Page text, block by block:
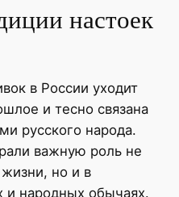
настоек
в России уходит
и тесно связана
русского народа.
важную роль не
но и в
и народных обычаях.